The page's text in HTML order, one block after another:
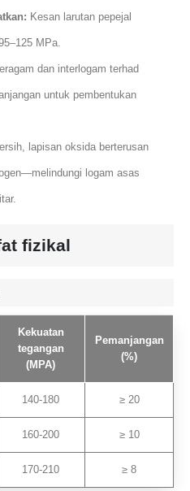
Kesan larutan pepejal
MPa.
dan interlogam terhad
untuk pembentukan
lapisan oksida berterusan
logam asas
fizikal
Kekuatan
tegangan
(MPA)
Pemanjangan
(%)
140-180 ≥ 20
160-200 ≥ 10
170-210 ≥ 8